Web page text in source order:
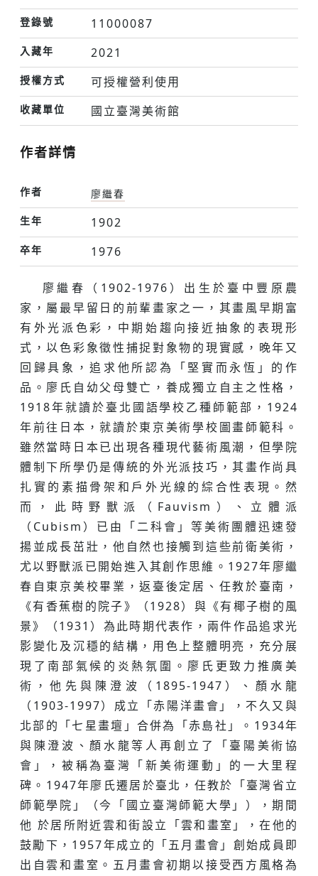
登錄號 11000087
入藏年 2021
授權方式 可授權營利使用
收藏單位 國立臺灣美術館
作者詳情
作者
廖繼春
生年
1902
卒年 1976
廖繼春（1902-1976）出生於臺中豐原農
家，屬最早留日的前輩畫家之一，其畫風早期富
有外光派色彩，中期始趨向接近抽象的表現形
式，以色彩象徵性捕捉對象物的現實感，晚年又
回歸具象，追求他所認為「堅實而永恆」的作
品。廖氏自幼父母雙亡，養成獨立自主之性格，
1918年就讀於臺北國語學校乙種師範部，1924
年前往日本，就讀於東京美術學校圖畫師範科。
雖然當時日本已出現各種現代藝術風潮，但學院
體制下所學仍是傳統的外光派技巧，其畫作尚具
扎實的素描骨架和戶外光線的綜合性表現。然
而，此時野獸派（Fauvism）、立體派
（Cubism）已由「二科會」等美術團體迅速發
揚並成長茁壯，他自然也接觸到這些前衛美術，
尤以野獸派已開始進入其創作思維。1927年廖繼
春自東京美校畢業，返臺後定居、任教於臺南，
《有香蕉樹的院子》（1928）與《有椰子樹的風
景》（1931）為此時期代表作，兩件作品追求光
影變化及沉穩的結構，用色上整體明亮，充分展
現了南部氣候的炎熱氛圍。廖氏更致力推廣美
術，他先與陳澄波（1895-1947）、顏水龍
（1903-1997）成立「赤陽洋畫會」，不久又與
北部的「七星畫壇」合併為「赤島社」。1934年
與陳澄波、顏水龍等人再創立了「臺陽美術協
會」，被稱為臺灣「新美術運動」的一大里程
碑。1947年廖氏遷居於臺北，任教於「臺灣省立
師範學院」（今「國立臺灣師範大學」），期間
他 於居所附近雲和街設立「雲和畫室」，在他的
鼓勵下，1957年成立的「五月畫會」創始成員即
出自雲和畫室。五月畫會初期以接受西方風格為